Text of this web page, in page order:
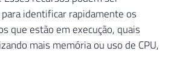
identificar rapidamente os
que estão em execução, quais
mais memória ou uso de CPU,